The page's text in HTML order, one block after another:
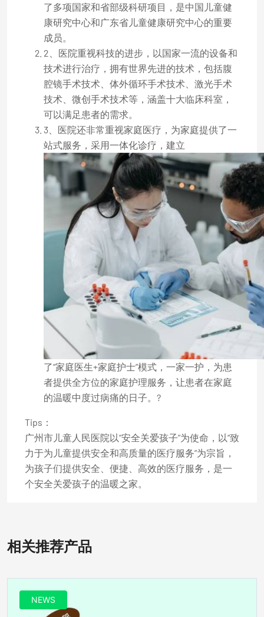
了多项国家和省部级科研项目，是中国儿童健
康研究中心和广东省儿童健康研究中心的重要
成员。
2、医院重视科技的进步，以国家一流的设备和
技术进行治疗，拥有世界先进的技术，包括腹
腔镜手术技术、体外循环手术技术、激光手术
技术、微创手术技术等，涵盖十大临床科室，
可以满足患者的需求。
3、医院还非常重视家庭医疗，为家庭提供了一
站式服务，采用一体化诊疗，建立
了“家庭医生+家庭护士”模式，一家一护，为患
者提供全方位的家庭护理服务，让患者在家庭
的温暖中度过病痛的日子。?
Tips：
广州市儿童人民医院以“安全关爱孩子”为使命，以“致
力于为儿童提供安全和高质量的医疗服务”为宗旨，
为孩子们提供安全、便捷、高效的医疗服务，是一
个安全关爱孩子的温暖之家。
相关推荐产品
NEWS